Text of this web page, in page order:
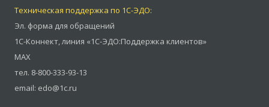
Техническая поддержка по 1С-ЭДО:
Эл. форма для обращений
1С-Коннект,линия «1С-ЭДО:Поддержка клиентов»
MAX
тел. 8-800-333-93-13
email: edo@1c.ru